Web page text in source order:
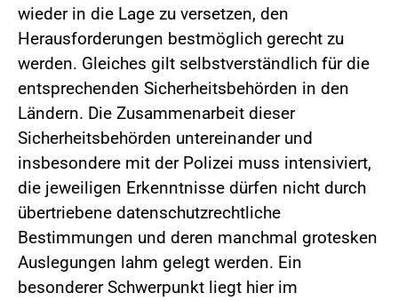
wieder in die Lage zu versetzen, den
Herausforderungen bestmöglich gerecht zu
werden. Gleiches gilt selbstverständlich für die
entsprechenden Sicherheitsbehörden in den
Ländern. Die Zusammenarbeit dieser
Sicherheitsbehörden untereinander und
insbesondere mit der Polizei muss intensiviert,
die jeweiligen Erkenntnisse dürfen nicht durch
übertriebene datenschutzrechtliche
Bestimmungen und deren manchmal grotesken
Auslegungen lahm gelegt werden. Ein
besonderer Schwerpunkt liegt hier im